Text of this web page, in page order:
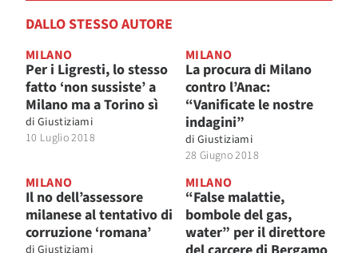
DALLO STESSO AUTORE
MILANO
Per i Ligresti, lo stesso
fatto ‘non sussiste’ a
Milano ma a Torino sì
di Giustiziami
10 Luglio 2018
MILANO
La procura di Milano
contro l’Anac:
“Vanificate le nostre
indagini”
di Giustiziami
28 Giugno 2018
MILANO
Il no dell’assessore
milanese al tentativo di
corruzione ‘romana’
di Giustiziami
MILANO
“False malattie,
bombole del gas,
water” per il direttore